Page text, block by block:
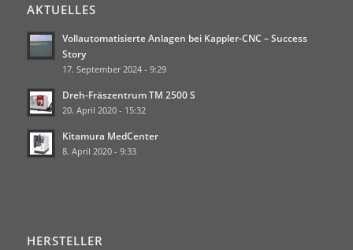
AKTUELLES
Vollautomatisierte Anlagen bei Kappler-CNC – Success
Story
17. September 2024 - 9:29
Dreh-Fräszentrum TM 2500 S
20. April 2020 - 15:32
Kitamura MedCenter
8. April 2020 - 9:33
HERSTELLER